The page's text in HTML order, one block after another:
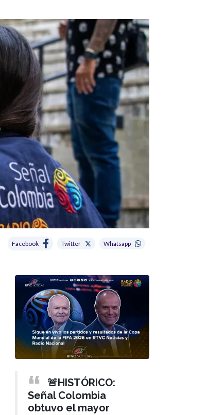
Facebook Twitter Whatsapp
🚨HISTÓRICO:
Señal Colombia
obtuvo el mayor